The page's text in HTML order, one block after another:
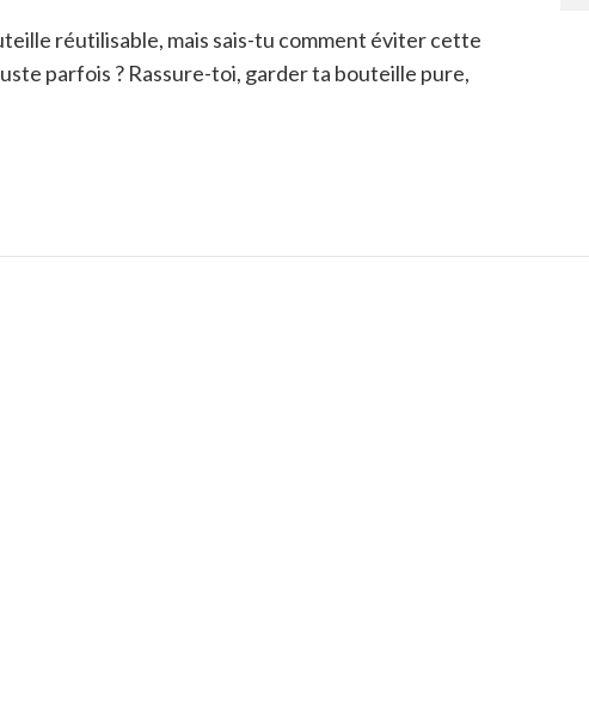
réutilisable, mais sais-tu comment éviter cette
parfois ? Rassure-toi, garder ta bouteille pure,